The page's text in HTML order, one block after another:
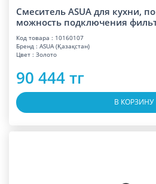
Смеситель ASUA для кухни,
можность подключения
Код товара : 10160107
Бренд : ASUA (Қазақстан)
Цвет : Золото
90 444 тг
В КОРЗИНУ